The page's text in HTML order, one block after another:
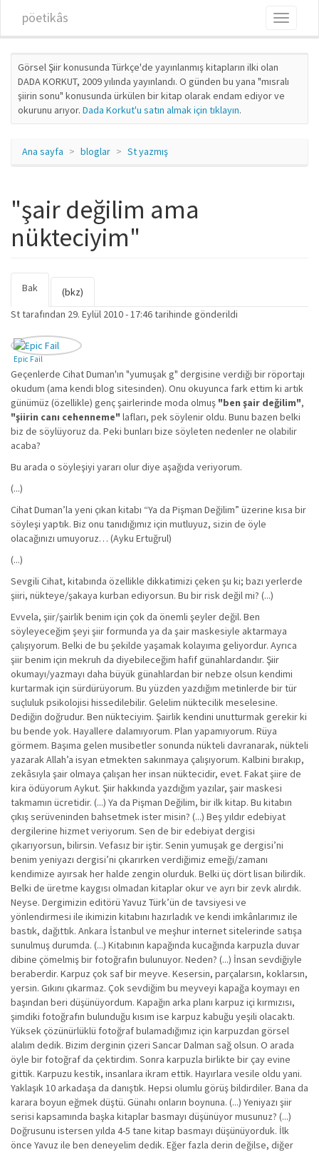
pöetikâs
Toggle
Görsel Şiir konusunda Türkçe'de yayınlanmış kitapların ilki olan
DADA KORKUT, 2009 yılında yayınlandı. O günden bu yana "mısralı
şiirin sonu" konusunda ürkülen bir kitap olarak endam ediyor ve
okurunu arıyor. Dada Korkut'u satın almak için tıklayın.
Ana sayfa bloglar St yazmış
"şair değilim ama
nükteciyim"
Birincil sekmeler
Bak
sekme)
(bkz)
Sttarafından 29. Eylül 2010 - 17:46 tarihinde gönderildi
Epic Fail
Geçenlerde Cihat Duman'ın "yumuşak g" dergisine verdiği bir röportajı
okudum (ama kendi blog sitesinden). Onu okuyunca fark ettim ki artık
günümüz (özellikle) genç şairlerinde moda olmuş "ben şair değilim",
"şiirin canı cehenneme" lafları, pek söylenir oldu. Bunu bazen belki
biz de söylüyoruz da. Peki bunları bize söyleten nedenler ne olabilir
acaba?
Bu arada o söyleşiyi yararı olur diye aşağıda veriyorum.
(...)
Cihat Duman’la yeni çıkan kitabı “Ya da Pişman Değilim” üzerine kısa bir
söyleşi yaptık. Biz onu tanıdığımız için mutluyuz, sizin de öyle
olacağınızı umuyoruz… (Ayku Ertuğrul)
(...)
Sevgili Cihat, kitabında özellikle dikkatimizi çeken şu ki; bazı yerlerde
şiiri, nükteye/şakaya kurban ediyorsun. Bu bir risk değil mi? (...)
Evvela, şiir/şairlik benim için çok da önemli şeyler değil. Ben
söyleyeceğim şeyi şiir formunda ya da şair maskesiyle aktarmaya
çalışıyorum. Belki de bu şekilde yaşamak kolayıma geliyordur. Ayrıca
şiir benim için mekruh da diyebileceğim hafif günahlardandır. Şiir
okumayı/yazmayı daha büyük günahlardan bir nebze olsun kendimi
kurtarmak için sürdürüyorum. Bu yüzden yazdığım metinlerde bir tür
suçluluk psikolojisi hissedilebilir. Gelelim nüktecilik meselesine.
Dediğin doğrudur. Ben nükteciyim. Şairlik kendini unutturmak gerekir ki
bu bende yok. Hayallere dalamıyorum. Plan yapamıyorum. Rüya
görmem. Başıma gelen musibetler sonunda nükteli davranarak, nükteli
yazarak Allah’a isyan etmekten sakınmaya çalışıyorum. Kalbini bırakıp,
zekâsıyla şair olmaya çalışan her insan nüktecidir, evet. Fakat şiire de
kira ödüyorum Aykut. Şiir hakkında yazdığım yazılar, şair maskesi
takmamın ücretidir. (...) Ya da Pişman Değilim, bir ilk kitap. Bu kitabın
çıkış serüveninden bahsetmek ister misin? (...) Beş yıldır edebiyat
dergilerine hizmet veriyorum. Sen de bir edebiyat dergisi
çıkarıyorsun, bilirsin. Vefasız bir iştir. Senin yumuşak ge dergisi’ni
benim yeniyazı dergisi’ni çıkarırken verdiğimiz emeği/zamanı
kendimize ayırsak her halde zengin olurduk. Belki üç dört lisan bilirdik.
Belki de üretme kaygısı olmadan kitaplar okur ve ayrı bir zevk alırdık.
Neyse. Dergimizin editörü Yavuz Türk’ün de tavsiyesi ve
yönlendirmesi ile ikimizin kitabını hazırladık ve kendi imkânlarımız ile
bastık, dağıttık. Ankara İstanbul ve meşhur internet sitelerinde satışa
sunulmuş durumda. (...) Kitabının kapağında kucağında karpuzla duvar
dibine çömelmiş bir fotoğrafın bulunuyor. Neden? (...) İnsan sevdiğiyle
beraberdir. Karpuz çok saf bir meyve. Kesersin, parçalarsın, koklarsın,
yersin. Gıkını çıkarmaz. Çok sevdiğim bu meyveyi kapağa koymayı en
başından beri düşünüyordum. Kapağın arka planı karpuz içi kırmızısı,
şimdiki fotoğrafın bulunduğu kısım ise karpuz kabuğu yeşili olacaktı.
Yüksek çözünürlüklü fotoğraf bulamadığımız için karpuzdan görsel
alalım dedik. Bizim derginin çizeri Sancar Dalman sağ olsun. O arada
öyle bir fotoğraf da çektirdim. Sonra karpuzla birlikte bir çay evine
gittik. Karpuzu kestik, insanlara ikram ettik. Hayırlara vesile oldu yani.
Yaklaşık 10 arkadaşa da danıştık. Hepsi olumlu görüş bildirdiler. Bana da
karara boyun eğmek düştü. Günahı onların boynuna. (...) Yeniyazı şiir
serisi kapsamında başka kitaplar basmayı düşünüyor musunuz? (...)
Doğrusunu istersen yılda 4-5 tane kitap basmayı düşünüyorduk. İlk
önce Yavuz ile ben deneyelim dedik. Eğer fazla derin değilse, diğer